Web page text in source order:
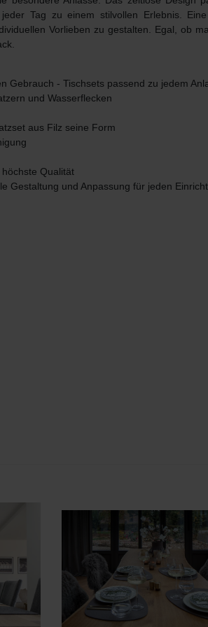
Tag zu einem stilvollen Erlebnis.
Vorlieben zu gestalten. Egal, ob
Gebrauch - Tischsets passend zu jedem
und Wasserflecken
aus Filz seine Form
Qualität
Gestaltung und Anpassung für jeden